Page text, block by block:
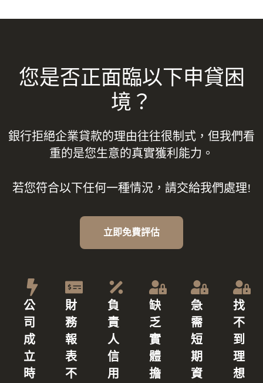
您是否正面臨以下申貸困
境？
銀行拒絕企業貸款的理由往往很制式，但我們看
重的是您生意的真實獲利能力。
若您符合以下任何一種情況，請交給我們處理!
立即免費評估
公
司
成
立
時
財
務
報
表
不
負
責
人
信
用
缺
乏
實
體
擔
急
需
短
期
資
找
不
到
理
想